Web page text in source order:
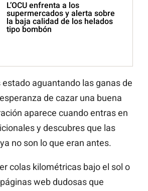
L’OCU enfrenta a los
supermercados y alerta sobre
la baja calidad de los helados
tipo bombón
estado aguantando las ganas de
de cazar una buena
aparece cuando entras en
y descubres que las
no son lo que eran antes.
colas kilométricas bajo el sol o
web dudosas que